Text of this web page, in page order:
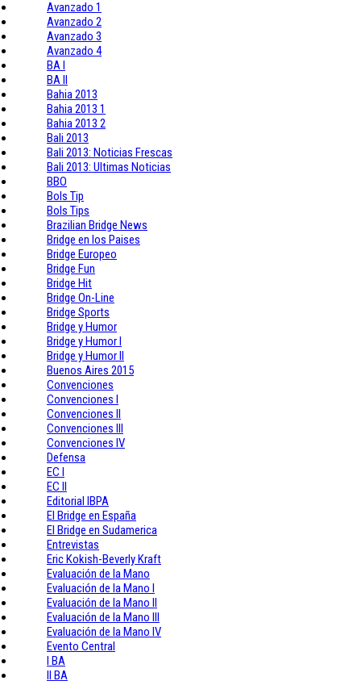
Avanzado 1
Avanzado 2
Avanzado 3
Avanzado 4
BA I
BA II
Bahia 2013
Bahia 2013 1
Bahia 2013 2
Bali 2013
Bali 2013: Noticias Frescas
Bali 2013: Ultimas Noticias
BBO
Bols Tip
Bols Tips
Brazilian Bridge News
Bridge en los Paises
Bridge Europeo
Bridge Fun
Bridge Hit
Bridge On-Line
Bridge Sports
Bridge y Humor
Bridge y Humor I
Bridge y Humor II
Buenos Aires 2015
Convenciones
Convenciones I
Convenciones II
Convenciones III
Convenciones IV
Defensa
EC I
EC II
Editorial IBPA
El Bridge en España
El Bridge en Sudamerica
Entrevistas
Eric Kokish-Beverly Kraft
Evaluación de la Mano
Evaluación de la Mano I
Evaluación de la Mano II
Evaluación de la Mano III
Evaluación de la Mano IV
Evento Central
I BA
II BA